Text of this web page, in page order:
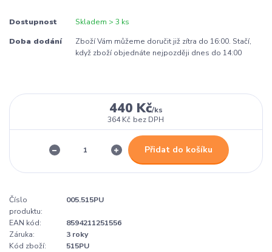
Dostupnost Skladem > 3 ks
Doba dodání
Zboží Vám můžeme doručit již zítra do 16:00. Stačí,
když zboží objednáte nejpozději dnes do 14:00
440 Kč/ks
364 Kč bez DPH
Přidat do košíku
Číslo
produktu:
005.515PU
EAN kód:
8594211251556
Záruka:
3 roky
Kód zboží:
515PU